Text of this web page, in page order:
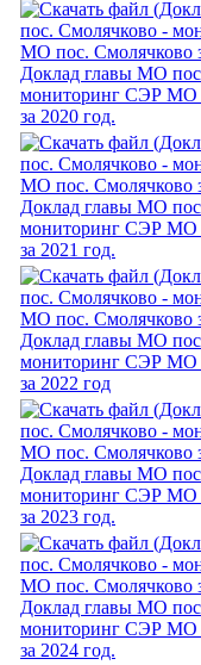
Доклад главы МО
мониторинг СЭР МО
за 2020 год.
Доклад главы МО
мониторинг СЭР МО
за 2021 год.
Доклад главы МО
мониторинг СЭР МО
за 2022 год
Доклад главы МО
мониторинг СЭР МО
за 2023 год.
Доклад главы МО
мониторинг СЭР МО
за 2024 год.